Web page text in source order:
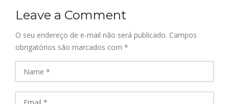
Leave a Comment
O seu endereço de e-mail não será publicado. Campos
obrigatórios são marcados com *